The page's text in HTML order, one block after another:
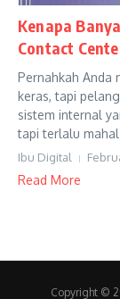
Kenapa
Contact
Pernahkah Anda
keras, tapi
sistem internal
tapi terlalu
Ibu Digital
Read More
Copyright ©